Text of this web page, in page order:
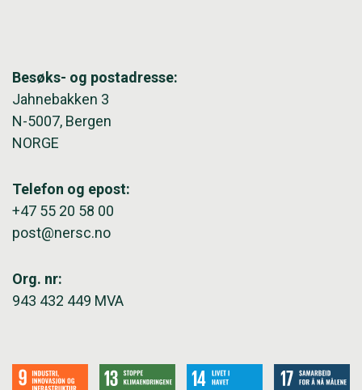
Besøks- og postadresse:
Jahnebakken 3
N-5007, Bergen
NORGE
Telefon og epost:
+47 55 20 58 00
post@nersc.no
Org. nr:
943 432 449 MVA